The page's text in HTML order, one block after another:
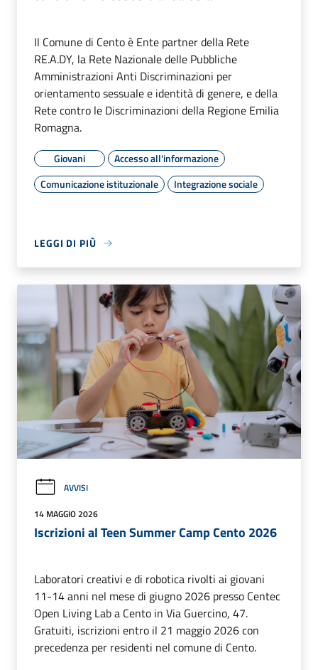
Il Comune di Cento è Ente partner della Rete
RE.A.DY, la Rete Nazionale delle Pubbliche
Amministrazioni Anti Discriminazioni per
orientamento sessuale e identità di genere, e della
Rete contro le Discriminazioni della Regione Emilia
Romagna.
Giovani
Accesso all'informazione
Comunicazione istituzionale
Integrazione sociale
LEGGI DI PIÙ
AVVISI
14 MAGGIO 2026
Iscrizioni al Teen Summer Camp Cento 2026
Laboratori creativi e di robotica rivolti ai giovani
11-14 anni nel mese di giugno 2026 presso Centec
Open Living Lab a Cento in Via Guercino, 47.
Gratuiti, iscrizioni entro il 21 maggio 2026 con
precedenza per residenti nel comune di Cento.